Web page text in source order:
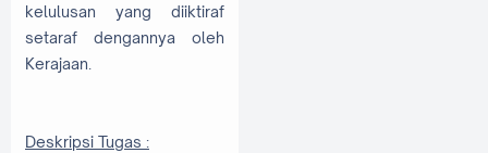
kelulusan yang diiktiraf
setaraf dengannya oleh
Kerajaan.
Deskripsi Tugas :